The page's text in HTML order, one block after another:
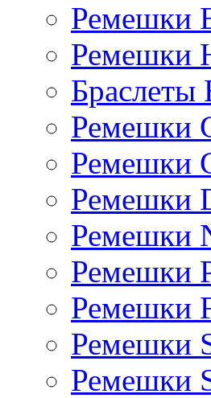
Ремешки
Ремешки
Браслеты
Ремешки
Ремешки
Ремешки
Ремешки
Ремешки
Ремешки
Ремешки
Ремешки